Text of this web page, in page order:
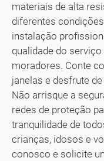
materiais de alta
diferentes
instalação
qualidade do
moradores. Conte
janelas e desfrute
Não arrisque a
redes de proteção
tranquilidade de
crianças, idosos e
conosco e solicite